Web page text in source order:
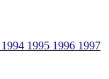
1994 1995 1996 1997